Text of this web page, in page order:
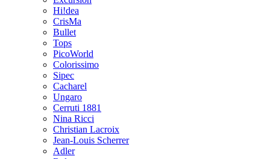
Hi!dea
CrisMa
Bullet
Tops
PicoWorld
Colorissimo
Sipec
Cacharel
Ungaro
Cerruti 1881
Nina Ricci
Christian Lacroix
Jean-Louis Scherrer
Adler